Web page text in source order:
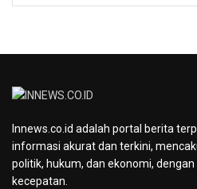
Innews.co.id adalah portal berita
informasi akurat dan terkini,
politik, hukum, dan ekonomi,
kecepatan.